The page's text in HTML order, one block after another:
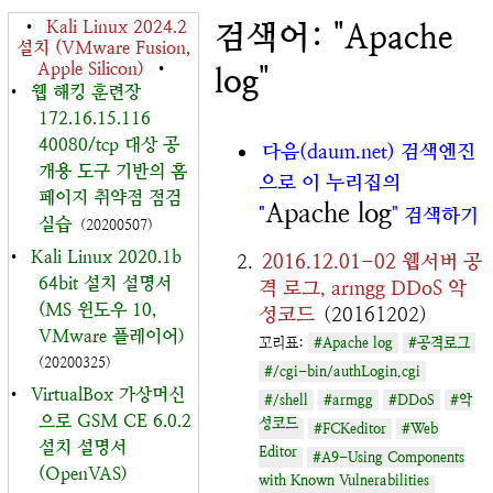
•
Kali Linux 2024.2
설치 (VMware Fusion,
Apple Silicon)
•
•
웹 해킹 훈련장
172.16.15.116
40080/tcp 대상 공
개용 도구 기반의 홈
페이지 취약점 점검
실습 (20200507)
•
Kali Linux 2020.1b
64bit 설치 설명서
(MS 윈도우 10,
VMware 플레이어)
(20200325)
•
VirtualBox 가상머신
으로 GSM CE 6.0.2
설치 설명서
(OpenVAS)
검색어: "Apache
log"
다음(daum.net) 검색엔진
으로 이 누리집의
"Apache log" 검색하기
2016.12.01-02 웹서버 공
격 로그, armgg DDoS 악
성코드 (20161202)
꼬리표: #Apache log
#공격로그
#/cgi-bin/authLogin.cgi
#/shell
#armgg #DDoS #악
성코드 #FCKeditor #Web
Editor #A9-Using Components
with Known Vulnerabilities